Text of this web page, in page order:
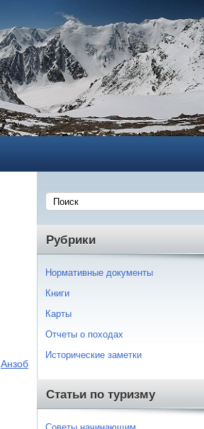
Анзоб
Рубрики
Нормативные документы
Книги
Карты
Отчеты о походах
Исторические заметки
Статьи по туризму